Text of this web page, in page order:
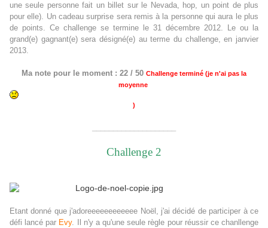
une seule personne fait un billet sur le Nevada, hop, un point de plus
pour elle). Un cadeau surprise sera remis à la personne qui aura le plus
de points. Ce challenge se termine le 31 décembre 2012.
Le ou la
grand(e) gagnant(e) sera désigné(e) au terme du challenge, en janvier
2013.
Ma note pour le moment : 22 / 50 Challenge terminé (je n'ai pas la
moyenne
)
Challenge 2
Etant donné que j'adoreeeeeeeeeeee Noël, j'ai décidé de participer à ce
défi lancé par Evy. Il n'y a qu'une seule règle pour réussir ce chanllenge